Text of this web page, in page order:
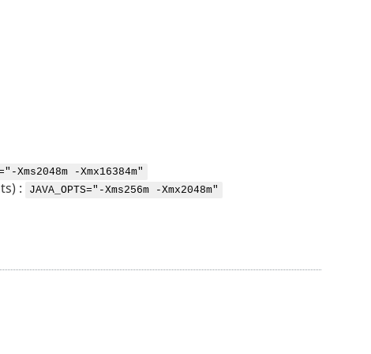
Xms2048m -Xmx16384m"
: JAVA_OPTS="-Xms256m -Xmx2048m"